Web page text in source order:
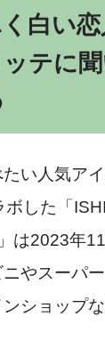
白い
テに
い人気ア
ボした「
は2023年
やスーパ
ショップ